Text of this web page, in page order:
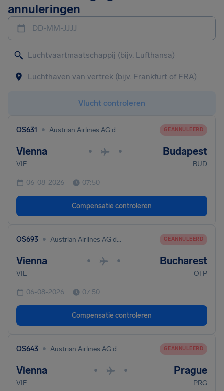
annuleringen
DD-MM-JJJJ
Vlucht controleren
OS631 • Austrian Airlines AG dba Austrian GEANNULEERD
Vienna • • Budapest
VIE BUD
06-08-2026 07:50
Compensatie controleren
OS693 • Austrian Airlines AG dba Austrian GEANNULEERD
Vienna • • Bucharest
VIE OTP
06-08-2026 07:50
Compensatie controleren
OS643 • Austrian Airlines AG dba Austrian GEANNULEERD
Vienna • • Prague
VIE PRG